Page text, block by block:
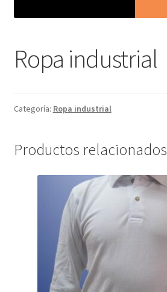
Ropa industrial
Categoría: Ropa industrial
Productos relacionados